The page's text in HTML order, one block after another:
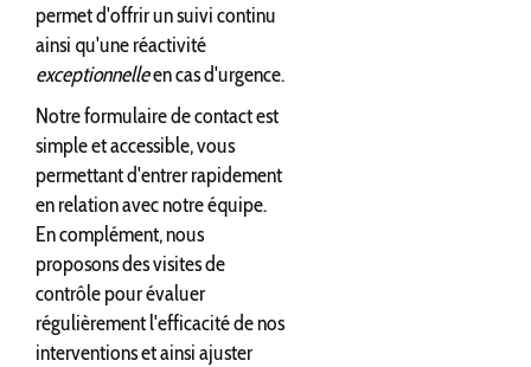
permet d'offrir un suivi continu
ainsi qu'une réactivité
exceptionnelleen cas d'urgence.
Notre formulaire de contact est
simple et accessible, vous
permettant d'entrer rapidement
en relation avec notre équipe.
En complément, nous
proposons des visites de
contrôle pour évaluer
régulièrement l'efficacité de nos
interventions et ainsi ajuster